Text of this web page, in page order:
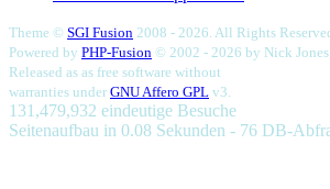
Theme © SGI Fusion 2008 - 2026. All Rights
Powered by PHP-Fusion © 2002 - 2026 by Nick Jones.
Released as as free software without
warranties under GNU Affero GPL v3.
131,479,932 eindeutige Besuche
Seitenaufbau in 0.08 Sekunden - 76 DB-